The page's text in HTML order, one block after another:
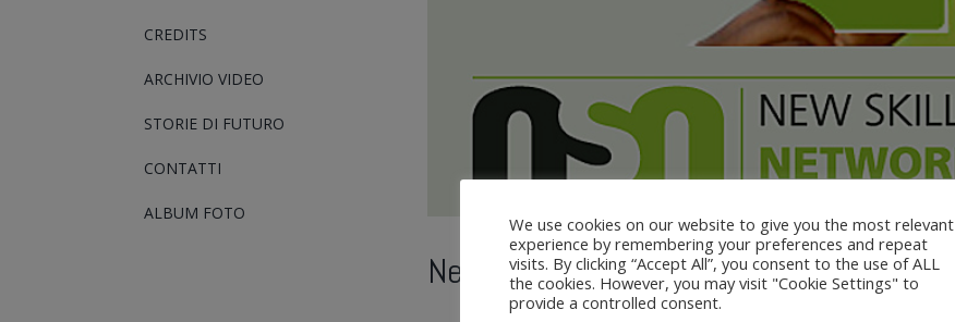
CREDITS
ARCHIVIO VIDEO
STORIE DI FUTURO
CONTATTI
ALBUM FOTO
New Skills for New Jobs
We use cookies on our website to give you the most relevant
experience by remembering your preferences and repeat
visits. By clicking “Accept All”, you consent to the use of ALL
the cookies. However, you may visit "Cookie Settings" to
provide a controlled consent.